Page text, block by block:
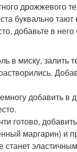
дрожжевого
буквально
добавьте в
в миску, залить
добавить в
готово,
маргарин) и
станет